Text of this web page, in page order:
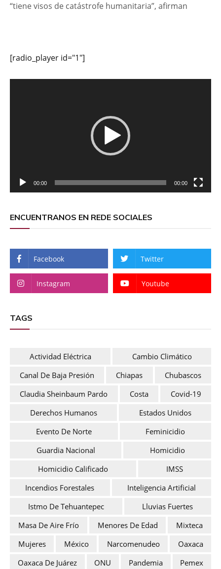
“tiene visos de catástrofe humanitaria”, afirman
[radio_player id="1"]
00:00 00:00
ENCUENTRANOS EN REDE SOCIALES
Facebook Twitter
Instagram Youtube
TAGS
Actividad Eléctrica
Cambio Climático
Canal De Baja Presión
Chiapas
Chubascos
Claudia Sheinbaum Pardo
Costa
Covid-19
Derechos Humanos
Estados Unidos
Evento De Norte
Feminicidio
Guardia Nacional
Homicidio
Homicidio Calificado
IMSS
Incendios Forestales
Inteligencia Artificial
Istmo De Tehuantepec
Lluvias Fuertes
Masa De Aire Frío
Menores De Edad
Mixteca
Mujeres
México Narcomenudeo
Oaxaca
Oaxaca De Juárez
ONU Pandemia
Pemex